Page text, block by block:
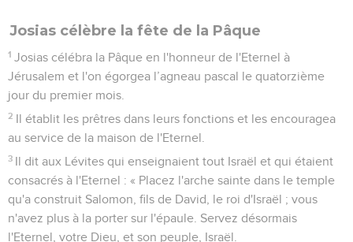
Josias célèbre la fête de la Pâque
1 Josias célébra la Pâque en l'honneur de l'Eternel à
Jérusalem et l'on égorgea l’agneau pascal le quatorzième
jour du premier mois.
2 Il établit les prêtres dans leurs fonctions et les encouragea
au service de la maison de l'Eternel.
3 Il dit aux Lévites qui enseignaient tout Israël et qui étaient
consacrés à l'Eternel : « Placez l'arche sainte dans le temple
qu'a construit Salomon, fils de David, le roi d'Israël ; vous
n'avez plus à la porter sur l'épaule. Servez désormais
l'Eternel, votre Dieu, et son peuple, Israël.